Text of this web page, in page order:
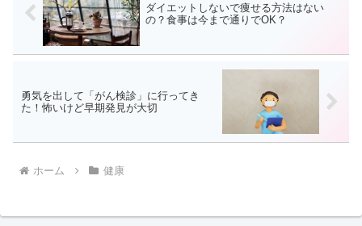
ダイエットしないで痩せる方法はない
の？食事は今まで通りでOK？
勇気を出して「がん検診」に行ってき
た！怖いけど早期発見が大切
ホーム 健康